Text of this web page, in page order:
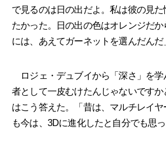
で見るのは日の出だよ。私は彼の見
たかった。日の出の色はオレンジだ
には、あえてガーネットを選んだんだ
ロジェ・デュブイから「深さ」を学
者として一皮むけたんじゃないです
はこう答えた。「昔は、マルチレイ
も今は、3Dに進化したと自分でも思っ